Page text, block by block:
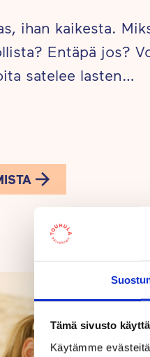
Tämä sivusto
Käytämme
ihan kaikesta.
Entäpä jos?
satelee lasten…